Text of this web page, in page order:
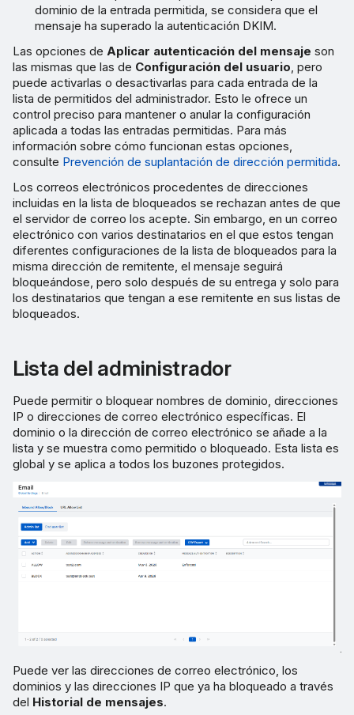
dominio de la entrada permitida, se considera que el
mensaje ha superado la autenticación DKIM.
Las opciones de Aplicar autenticación del mensaje son
las mismas que las de Configuración del usuario, pero
puede activarlas o desactivarlas para cada entrada de la
lista de permitidos del administrador. Esto le ofrece un
control preciso para mantener o anular la configuración
aplicada a todas las entradas permitidas. Para más
información sobre cómo funcionan estas opciones,
consulte Prevención de suplantación de dirección permitida.
Los correos electrónicos procedentes de direcciones
incluidas en la lista de bloqueados se rechazan antes de que
el servidor de correo los acepte. Sin embargo, en un correo
electrónico con varios destinatarios en el que estos tengan
diferentes configuraciones de la lista de bloqueados para la
misma dirección de remitente, el mensaje seguirá
bloqueándose, pero solo después de su entrega y solo para
los destinatarios que tengan a ese remitente en sus listas de
bloqueados.
Lista del administrador
Puede permitir o bloquear nombres de dominio, direcciones
IP o direcciones de correo electrónico específicas. El
dominio o la dirección de correo electrónico se añade a la
lista y se muestra como permitido o bloqueado. Esta lista es
global y se aplica a todos los buzones protegidos.
Puede ver las direcciones de correo electrónico, los
dominios y las direcciones IP que ya ha bloqueado a través
del Historial de mensajes.